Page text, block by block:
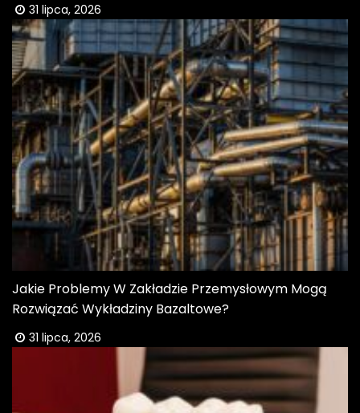
31 lipca, 2026
Jakie Problemy W Zakładzie Przemysłowym Mogą
Rozwiązać Wykładziny Bazaltowe?
31 lipca, 2026